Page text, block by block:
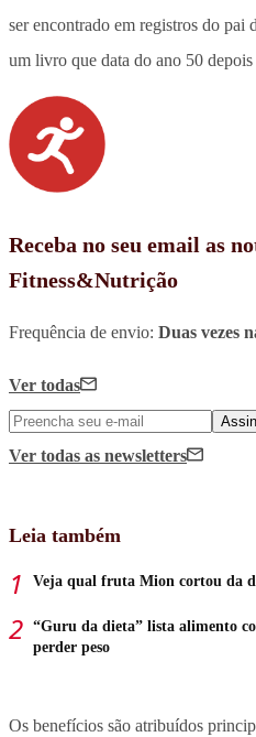
ser encontrado em registros do
um livro que data do ano 50
Receba no seu email as
Fitness&Nutrição
Frequência de envio: Duas vezes
Ver todas
Ver todas as newsletters
Leia também
Veja qual fruta Mion cortou da
“Guru da dieta” lista alimento
perder peso
Os benefícios são atribuídos